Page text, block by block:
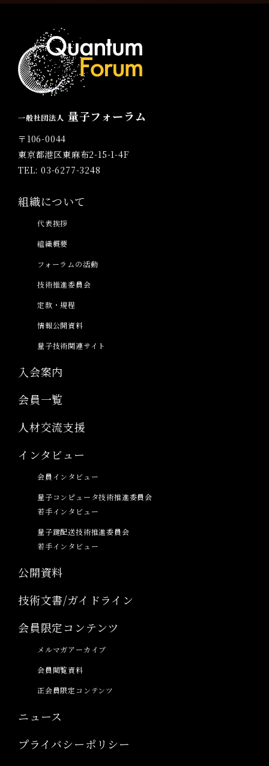
一般社団法人 量子フォーラム
〒106-0044
東京都港区東麻布2-15-1-4F
TEL: 03-6277-3248
組織について
代表挨拶
組織概要
フォーラムの活動
技術推進委員会
定款・規程
情報公開資料
量子技術関連サイト
入会案内
会員一覧
人材交流支援
インタビュー
会員インタビュー
量子コンピュータ技術推進委員会
若手インタビュー
量子鍵配送技術推進委員会
若手インタビュー
公開資料
技術文書/ガイドライン
会員限定コンテンツ
メルマガアーカイブ
会員閲覧資料
正会員限定コンテンツ
ニュース
プライバシーポリシー